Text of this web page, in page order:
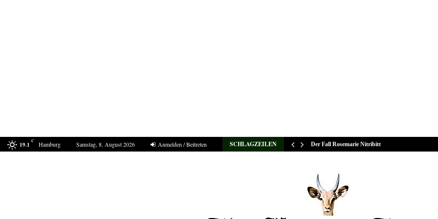
19.1 C Hamburg Samstag, 8. August 2026 Anmelden / Beitreten SCHLAGZEILEN
Drohne am Leipziger Flughafen- wie sollte die… Der Fall Rosemarie Nitribitt